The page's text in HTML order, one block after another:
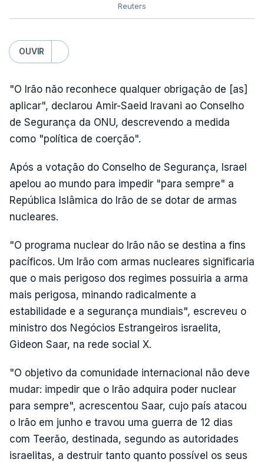
Reuters
OUVIR
"O Irão não reconhece qualquer obrigação de [as]
aplicar", declarou Amir-Saeid Iravani ao Conselho
de Segurança da ONU, descrevendo a medida
como "política de coerção".
Após a votação do Conselho de Segurança, Israel
apelou ao mundo para impedir "para sempre" a
República Islâmica do Irão de se dotar de armas
nucleares.
"O programa nuclear do Irão não se destina a fins
pacíficos. Um Irão com armas nucleares significaria
que o mais perigoso dos regimes possuiria a arma
mais perigosa, minando radicalmente a
estabilidade e a segurança mundiais", escreveu o
ministro dos Negócios Estrangeiros israelita,
Gideon Saar, na rede social X.
"O objetivo da comunidade internacional não deve
mudar: impedir que o Irão adquira poder nuclear
para sempre", acrescentou Saar, cujo país atacou
o Irão em junho e travou uma guerra de 12 dias
com Teerão, destinada, segundo as autoridades
israelitas, a destruir tanto quanto possível os seus